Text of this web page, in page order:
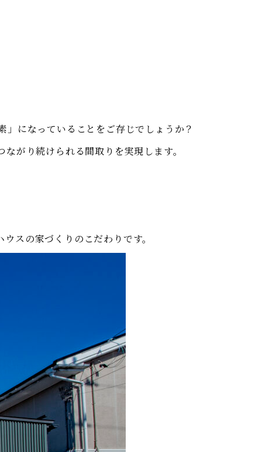
になっていることをご存じでしょうか？
がり続けられる間取りを実現します。
スの家づくりのこだわりです。